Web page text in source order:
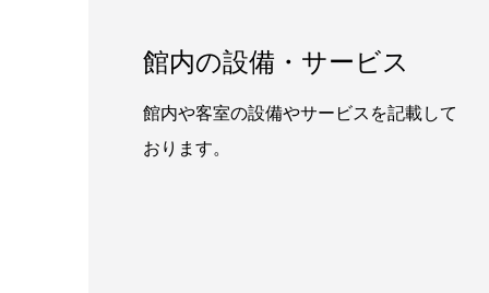
館内の設備・サービス
館内や客室の設備やサービスを記載して
おります。